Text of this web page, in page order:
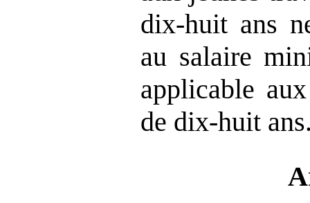
dix‑huit ans
au salaire
applicable
de dix‑huit